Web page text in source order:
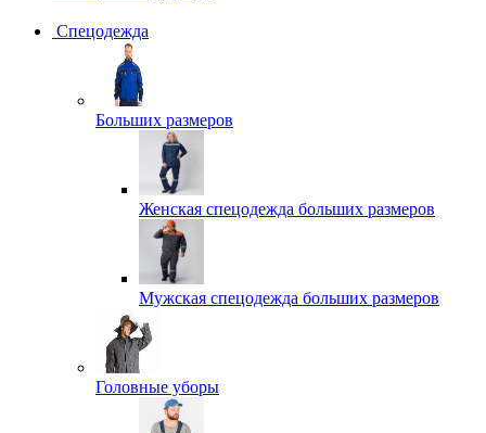
Спецодежда
Больших размеров
Женская спецодежда больших размеров
Мужская спецодежда больших размеров
Головные уборы